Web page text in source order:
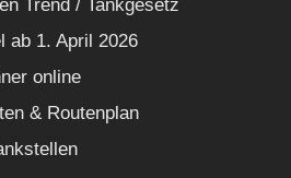
Trend / Tankgesetz
ab 1. April 2026
online
& Routenplan